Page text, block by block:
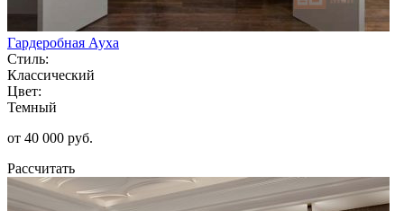
Гардеробная Ауха
Стиль:
Классический
Цвет:
Темный
от 40 000 руб.
Рассчитать